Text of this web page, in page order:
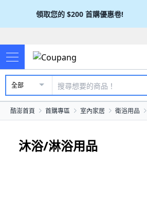
領取您的 $200 首購優惠卷!
全部
酷澎首頁 首購專區 室內家居 衛浴用品
沐浴/淋浴用品